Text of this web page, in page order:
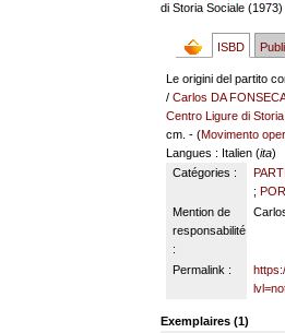
di Storia Sociale (1973)
ISBD
Le origini del partito
/Carlos DA
Centro Ligure di
cm. - (Movimento
Langues : Italien (ita)
Catégories :
;
Mention de
responsabilité
:
Permalink :
Exemplaires (1)